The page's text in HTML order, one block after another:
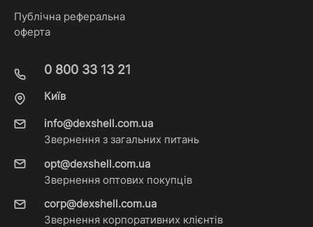
Публічна реферальна
оферта
0 800 33 13 21
Київ
info@dexshell.com.ua
Звернення з загальних питань
opt@dexshell.com.ua
Звернення оптових покупців
corp@dexshell.com.ua
Звернення корпоративних клієнтів